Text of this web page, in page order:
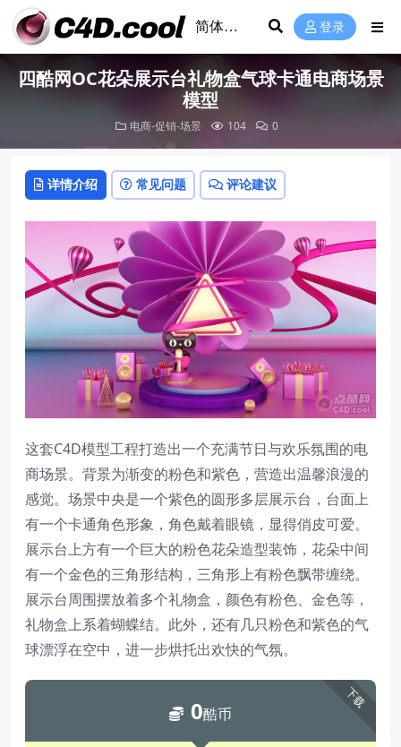
登录
四酷网OC花朵展示台礼物盒气球卡通电商场景
模型
电商-促销-场景 104 0
详情介绍 常见问题 评论建议
这套C4D模型工程打造出一个充满节日与欢乐氛围的电
商场景。背景为渐变的粉色和紫色，营造出温馨浪漫的
感觉。场景中央是一个紫色的圆形多层展示台，台面上
有一个卡通角色形象，角色戴着眼镜，显得俏皮可爱。
展示台上方有一个巨大的粉色花朵造型装饰，花朵中间
有一个金色的三角形结构，三角形上有粉色飘带缠绕。
展示台周围摆放着多个礼物盒，颜色有粉色、金色等，
礼物盒上系着蝴蝶结。此外，还有几只粉色和紫色的气
球漂浮在空中，进一步烘托出欢快的气氛。
下载
0酷币